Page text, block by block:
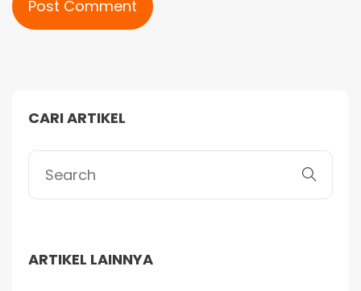
CARI ARTIKEL
ARTIKEL LAINNYA